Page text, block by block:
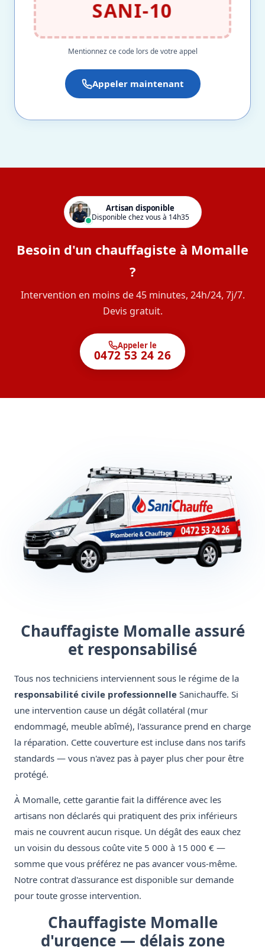
SANI-10
Mentionnez ce code lors de votre appel
Appeler maintenant
Artisan disponible
Disponible chez vous à 14h35
Besoin d'un chauffagiste à Momalle
?
Intervention en moins de 45 minutes, 24h/24, 7j/7.
Devis gratuit.
Appeler le
0472 53 24 26
Chauffagiste Momalle assuré
et responsabilisé
Tous nos techniciens interviennent sous le régime de la
responsabilité civile professionnelle Sanichauffe. Si
une intervention cause un dégât collatéral (mur
endommagé, meuble abîmé), l'assurance prend en charge
la réparation. Cette couverture est incluse dans nos tarifs
standards — vous n'avez pas à payer plus cher pour être
protégé.
À Momalle, cette garantie fait la différence avec les
artisans non déclarés qui pratiquent des prix inférieurs
mais ne couvrent aucun risque. Un dégât des eaux chez
un voisin du dessous coûte vite 5 000 à 15 000 € —
somme que vous préférez ne pas avancer vous-même.
Notre contrat d'assurance est disponible sur demande
pour toute grosse intervention.
Chauffagiste Momalle
d'urgence — délais zone